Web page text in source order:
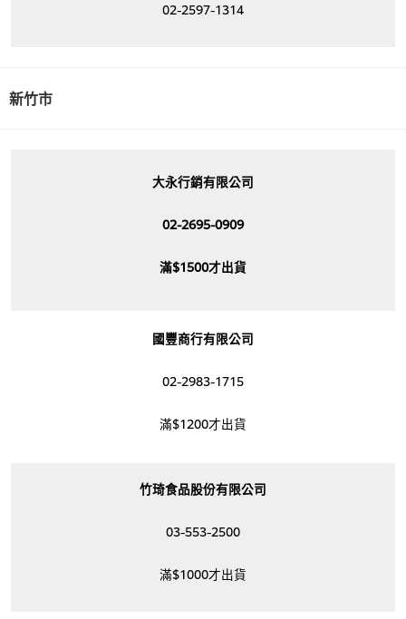
02-2597-1314
新竹市
大永行銷有限公司
02-2695-0909
滿$1500才出貨
國豐商行有限公司
02-2983-1715
滿$1200才出貨
竹琦食品股份有限公司
03-553-2500
滿$1000才出貨